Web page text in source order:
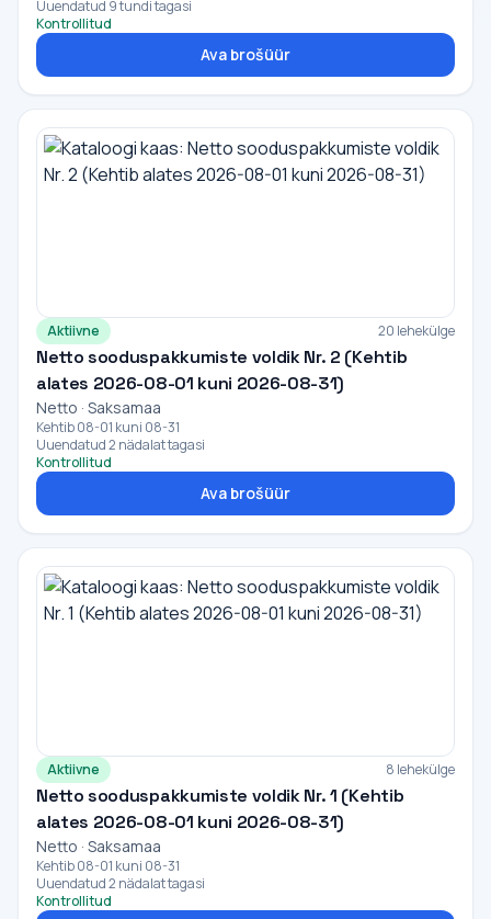
Uuendatud 9 tundi tagasi
Kontrollitud
Ava brošüür
Aktiivne 20 lehekülge
Netto sooduspakkumiste voldik Nr. 2 (Kehtib
alates 2026-08-01 kuni 2026-08-31)
Netto · Saksamaa
Kehtib 08-01 kuni 08-31
Uuendatud 2 nädalat tagasi
Kontrollitud
Ava brošüür
Aktiivne 8 lehekülge
Netto sooduspakkumiste voldik Nr. 1 (Kehtib
alates 2026-08-01 kuni 2026-08-31)
Netto · Saksamaa
Kehtib 08-01 kuni 08-31
Uuendatud 2 nädalat tagasi
Kontrollitud